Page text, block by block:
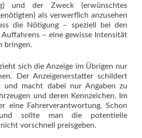
und der Zweck (erwünschtes
als verwerflich anzusehen
die Nötigung – speziell bei den
Auffahrens – eine gewisse Intensität
bringen.
sich die Anzeige im Übrigen nur
Der Anzeigenerstatter schildert
und macht dabei nur Angaben zu
und deren Kennzeichen. Im
eine Fahrerverantwortung. Schon
sollte man die potentielle
vorschnell preisgeben.